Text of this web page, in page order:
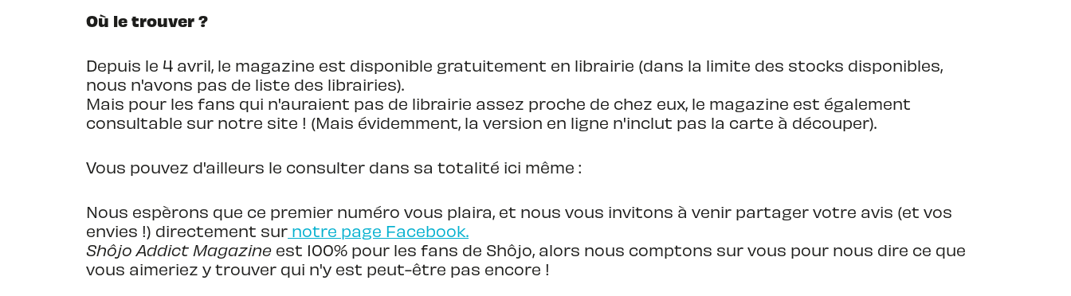
Où le trouver ?
Depuis le 4 avril, le magazine est disponible gratuitement en librairie (dans la limite des stocks disponibles,
nous n'avons pas de liste des librairies).
Mais pour les fans qui n'auraient pas de librairie assez proche de chez eux, le magazine est également
consultable sur notre site ! (Mais évidemment, la version en ligne n'inclut pas la carte à découper).
Vous pouvez d'ailleurs le consulter dans sa totalité ici même :
Nous espèrons que ce premier numéro vous plaira, et nous vous invitons à venir partager votre avis (et vos
envies !) directement sur notre page Facebook.
Shôjo Addict Magazine est 100% pour les fans de Shôjo, alors nous comptons sur vous pour nous dire ce que
vous aimeriez y trouver qui n'y est peut-être pas encore !